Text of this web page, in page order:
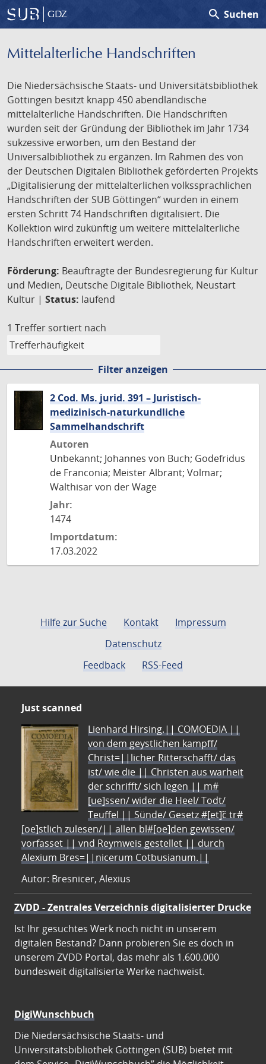
GDZ search Suchen
Mittelalterliche Handschriften
Die Niedersächsische Staats- und Universitätsbibliothek
Göttingen besitzt knapp 450 abendländische
mittelalterliche Handschriften. Die Handschriften
wurden seit der Gründung der Bibliothek im Jahr 1734
sukzessive erworben, um den Bestand der
Universalbibliothek zu ergänzen. Im Rahmen des von
der Deutschen Digitalen Bibliothek geförderten Projekts
„Digitalisierung der mittelalterlichen volkssprachlichen
Handschriften der SUB Göttingen“ wurden in einem
ersten Schritt 74 Handschriften digitalisiert. Die
Kollektion wird zukünftig um weitere mittelalterliche
Handschriften erweitert werden.
Förderung: Beauftragte der Bundesregierung für Kultur
und Medien, Deutsche Digitale Bibliothek, Neustart
Kultur | Status: laufend
1 Treffer sortiert nach
Filter anzeigen
2 Cod. Ms. jurid. 391 – Juristisch-
medizinisch-naturkundliche
Sammelhandschrift
Autoren
Unbekannt; Johannes von Buch; Godefridus
de Franconia; Meister Albrant; Volmar;
Walthisar von der Wage
Jahr:
1474
Importdatum:
17.03.2022
Hilfe zur Suche Kontakt
Impressum
Datenschutz
Feedback
RSS-Feed
Just scanned
Lienhard Hirsing.|| COMOEDIA ||
von dem geystlichen kampff/
Christ=||licher Ritterschafft/ das
ist/ wie die || Christen aus warheit
der schrifft/ sich legen || m#
[ue]ssen/ wider die Heel/ Todt/
Teuffel || Sünde/ Gesetz #[et]c̃ tr#
[oe]stlich zulesen/|| allen bl#[oe]den gewissen/
vorfasset || vnd Reymweis gestellet || durch
Alexium Bres=||nicerum Cotbusianum.||
Autor: Bresnicer, Alexius
ZVDD - Zentrales Verzeichnis digitalisierter Drucke
Ist Ihr gesuchtes Werk noch nicht in unserem
digitalen Bestand? Dann probieren Sie es doch in
unserem ZVDD Portal, das mehr als 1.600.000
bundesweit digitalisierte Werke nachweist.
DigiWunschbuch
Die Niedersächsische Staats- und
Universitätsbibliothek Göttingen (SUB) bietet mit